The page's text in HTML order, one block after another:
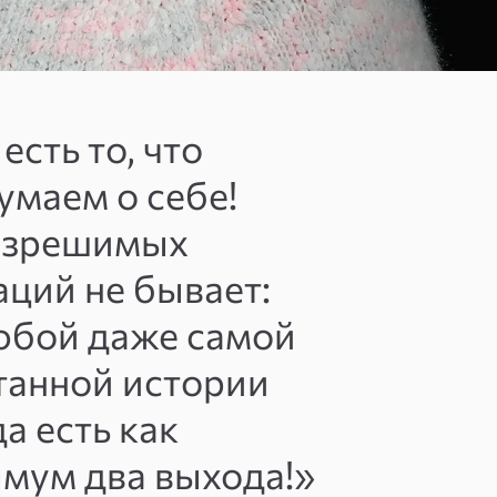
то, что
о себе!
не бывает:
даже самой
истории
есть как
два выхода!»